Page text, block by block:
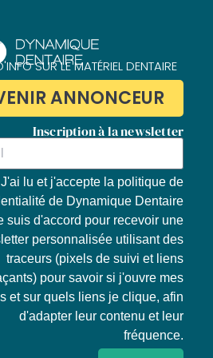
SUR LE MATÉRIEL DENTAIRE
ANNONCEUR
Inscription à la newsletter
J'ai lu et j'accepte la politique de
de Dynamique Dentaire
suis d'accord pour recevoir une
personnalisée utilisant des
traceurs (pixels de suivi et liens
pour savoir si j'ouvre mes
et sur quels liens je clique, afin
d'adapter leur contenu et leur
fréquence.